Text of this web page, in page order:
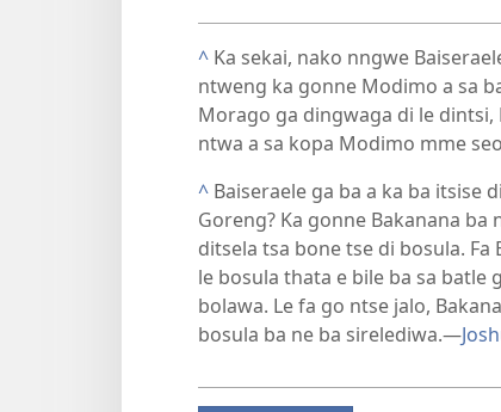
^ Ka sekai, nako nngwe
ntweng ka gonne Modimo a sa
Morago ga dingwaga di le dintsi,
ntwa a sa kopa Modimo mme
^ Baiseraele ga ba a ka ba itsise
Goreng? Ka gonne Bakanana
ditsela tsa bone tse di bosula. Fa
le bosula thata e bile ba sa batle
bolawa. Le fa go ntse jalo,
bosula ba ne ba sirelediwa.—